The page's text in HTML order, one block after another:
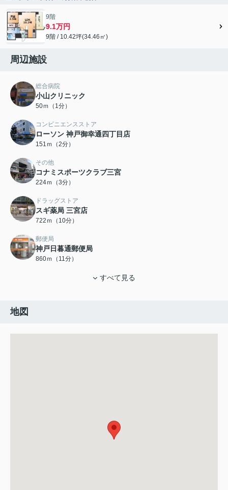
9階
9.1万円
9階 / 10.42坪(34.46㎡)
周辺施設
総合病院
小山クリニック
50ｍ（1分）
コンビニエンスストア
ローソン 神戸御幸通四丁目店
151ｍ（2分）
その他
コナミスポーツクラブ三宮
224ｍ（3分）
ドラッグストア
スギ薬局 三宮店
722ｍ（10分）
郵便局
神戸日暮通郵便局
860ｍ（11分）
すべて見る
地図